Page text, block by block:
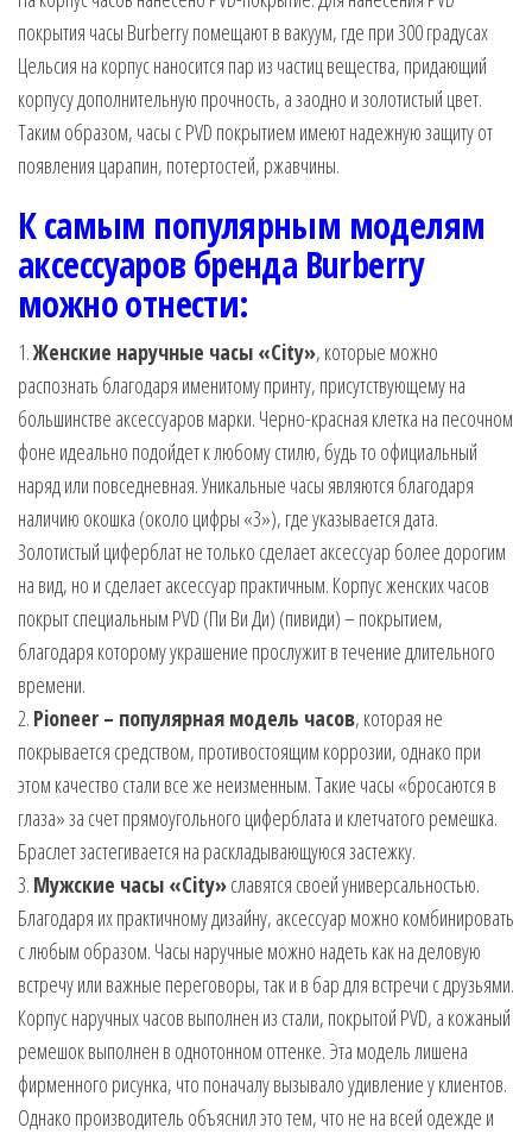
покрытия часы Burberry помещают в вакуум, где при 300 градусах
Цельсия на корпус наносится пар из частиц вещества, придающий
корпусу дополнительную прочность, а заодно и золотистый цвет.
Таким образом, часы с PVD покрытием имеют надежную защиту от
появления царапин, потертостей, ржавчины.
К самым популярным моделям
аксессуаров бренда Burberry
можно отнести:
1.Женские наручные часы «City», которые можно
распознать благодаря именитому принту, присутствующему на
большинстве аксессуаров марки. Черно-красная клетка на песочном
фоне идеально подойдет к любому стилю, будь то официальный
наряд или повседневная. Уникальные часы являются благодаря
наличию окошка (около цифры «3»), где указывается дата.
Золотистый циферблат не только сделает аксессуар более дорогим
на вид, но и сделает аксессуар практичным. Корпус женских часов
покрыт специальным PVD (Пи Ви Ди) (пивиди) – покрытием,
благодаря которому украшение прослужит в течение длительного
времени.
2. Pioneer – популярная модель часов, которая не
покрывается средством, противостоящим коррозии, однако при
этом качество стали все же неизменным. Такие часы «бросаются в
глаза» за счет прямоугольного циферблата и клетчатого ремешка.
Браслет застегивается на раскладывающуюся застежку.
3. Мужские часы «City»славятся своей универсальностью.
Благодаря их практичному дизайну, аксессуар можно комбинировать
с любым образом. Часы наручные можно надеть как на деловую
встречу или важные переговоры, так и в бар для встречи с друзьями.
Корпус наручных часов выполнен из стали, покрытой PVD, а кожаный
ремешок выполнен в однотонном оттенке. Эта модель лишена
фирменного рисунка, что поначалу вызывало удивление у клиентов.
Однако производитель объяснил это тем, что не на всей одежде и